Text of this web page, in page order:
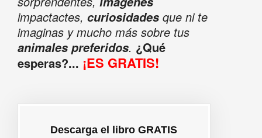
impactactes, curiosidadesque ni te
imaginas y mucho más sobre tus
animales preferidos. ¿Qué
esperas?... ¡ES GRATIS!
Descarga el libro GRATIS